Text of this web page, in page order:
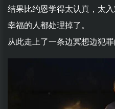
结果比约恩学得太认真，太
幸福的人都处理掉了。
从此走上了一条边冥想边犯罪